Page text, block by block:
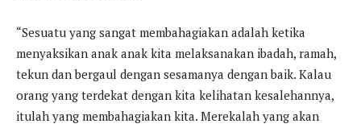
“Sesuatu yang sangat membahagiakan adalah ketika
menyaksikan anak anak kita melaksanakan ibadah, ramah,
tekun dan bergaul dengan sesamanya dengan baik. Kalau
orang yang terdekat dengan kita kelihatan kesalehannya,
itulah yang membahagiakan kita. Merekalah yang akan